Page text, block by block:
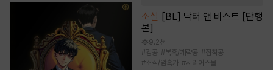
소설 [BL] 닥터 앤 비스트 [단행
본]
9.2천
#강공 #복흑/계략공 #집착공
#조직/암흑가 #시리어스물